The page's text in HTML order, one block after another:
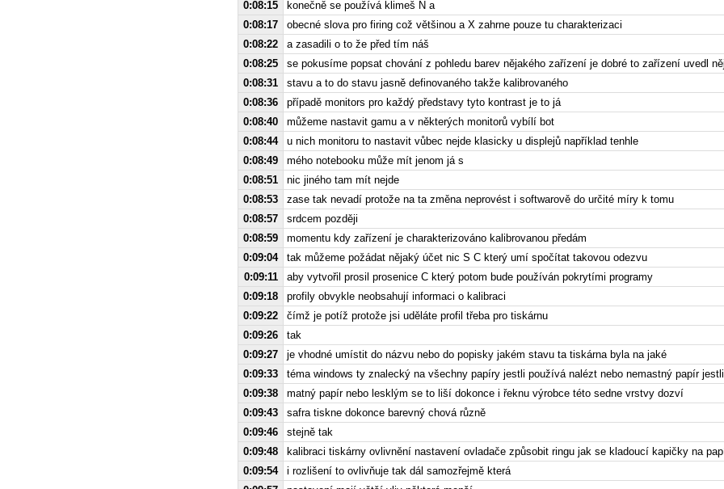
0:08:15
konečně se používá klimeš N a
0:08:17
obecné slova pro firing což většinou a X zahrne pouze tu charakterizaci
0:08:22
a zasadili o to že před tím náš
0:08:25
se pokusíme popsat chování z pohledu barev nějakého zařízení je dobré to zařízení uvedl
0:08:31
stavu a to do stavu jasně definovaného takže kalibrovaného
0:08:36
případě monitors pro každý představy tyto kontrast je to já
0:08:40
můžeme nastavit gamu a v některých monitorů vybílí bot
0:08:44
u nich monitoru to nastavit vůbec nejde klasicky u displejů například tenhle
0:08:49
mého notebooku může mít jenom já s
0:08:51
nic jiného tam mít nejde
0:08:53
zase tak nevadí protože na ta změna neprovést i softwarově do určité míry k tomu
0:08:57
srdcem později
0:08:59
momentu kdy zařízení je charakterizováno kalibrovanou předám
0:09:04
tak můžeme požádat nějaký účet nic S C který umí spočítat takovou odezvu
0:09:11
aby vytvořil prosil prosenice C který potom bude používán pokrytími programy
0:09:18
profily obvykle neobsahují informaci o kalibraci
0:09:22
čímž je potíž protože jsi uděláte profil třeba pro tiskárnu
0:09:26
tak
0:09:27
je vhodné umístit do názvu nebo do popisky jakém stavu ta tiskárna byla na jaké
0:09:33
téma windows ty znalecký na všechny papíry jestli používá nalézt nebo nemastný papír
0:09:38
matný papír nebo lesklým se to liší dokonce i řeknu výrobce této sedne vrstvy dozví
0:09:43
safra tiskne dokonce barevný chová různě
0:09:46
stejně tak
0:09:48
kalibraci tiskárny ovlivnění nastavení ovladače způsobit ringu jak se kladoucí kapičky na
0:09:54
i rozlišení to ovlivňuje tak dál samozřejmě která